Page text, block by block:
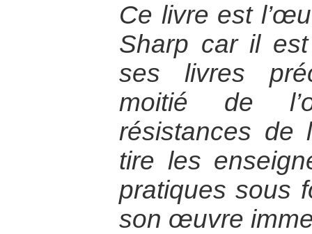
Ce livre est
Sharp car il
ses livres
moitié de
résistances de
tire les
pratiques sous
son œuvre